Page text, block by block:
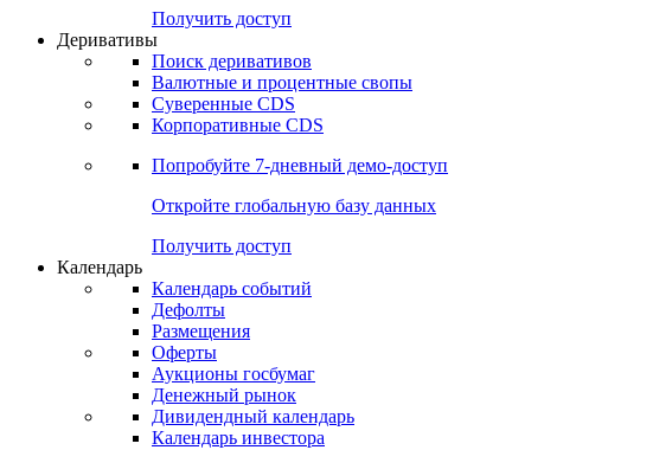
Получить доступ
Деривативы
Поиск деривативов
Валютные и процентные свопы
Суверенные CDS
Корпоративные CDS
Попробуйте 7-дневный демо-доступ
Откройте глобальную базу данных
Получить доступ
Календарь
Календарь событий
Дефолты
Размещения
Оферты
Аукционы госбумаг
Денежный рынок
Дивидендный календарь
Календарь инвестора